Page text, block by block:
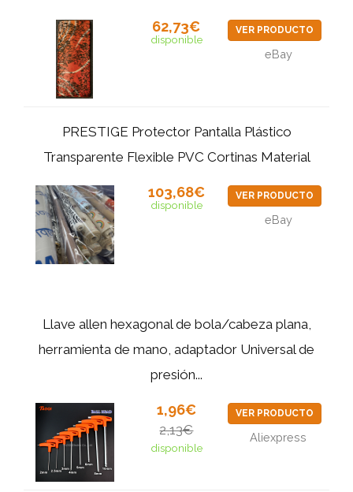
62,73€
disponible
VER PRODUCTO
eBay
PRESTIGE Protector Pantalla Plástico
Transparente Flexible PVC Cortinas Material
103,68€
disponible
VER PRODUCTO
eBay
Llave allen hexagonal de bola/cabeza plana,
herramienta de mano, adaptador Universal de
presión...
1,96€
2,13€
disponible
VER PRODUCTO
Aliexpress